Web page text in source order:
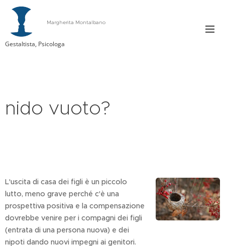
Margherita Montalbano
Gestaltista, Psicologa
nido vuoto?
L'uscita di casa dei figli è un piccolo
lutto, meno grave perché c'è una
prospettiva positiva e la compensazione
dovrebbe venire per i compagni dei figli
(entrata di una persona nuova) e dei
nipoti dando nuovi impegni ai genitori.